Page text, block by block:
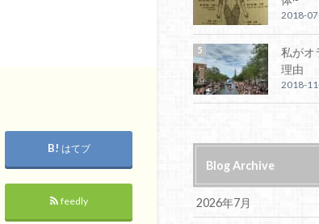
はてブ
feedly
2018-
私がオ
理由
2018-
Blog Archive
2026年7月